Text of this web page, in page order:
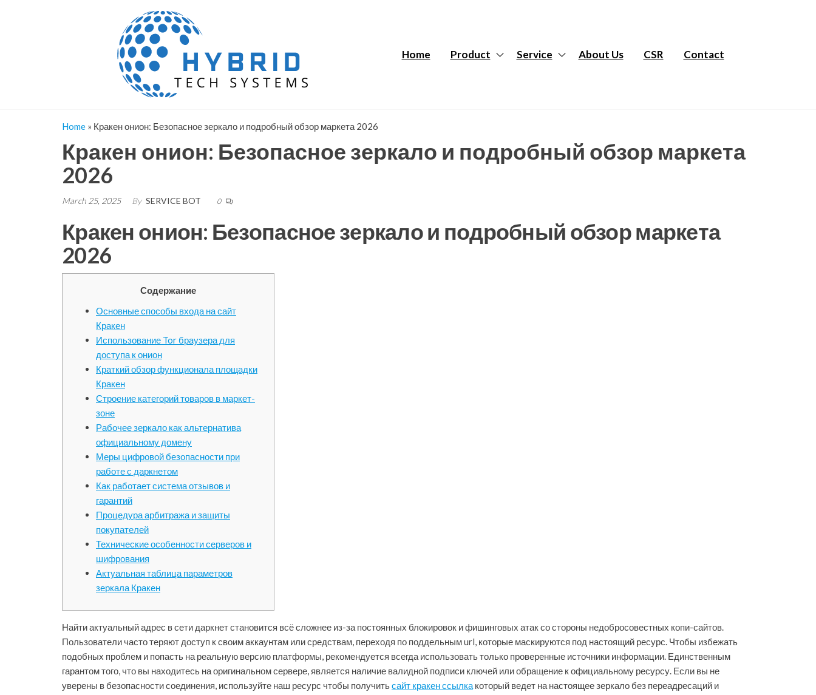
Systems
Home Product Service About Us CSR Contact
Home » Кракен онион: Безопасное зеркало и подробный обзор маркета 2026
Кракен онион: Безопасное зеркало и подробный обзор маркета
2026
March 25, 2025 By SERVICE BOT 0
Кракен онион: Безопасное зеркало и подробный обзор маркета
2026
Содержание
Основные способы входа на сайт
Кракен
Использование Tor браузера для
доступа к онион
Краткий обзор функционала площадки
Кракен
Строение категорий товаров в маркет-
зоне
Рабочее зеркало как альтернатива
официальному домену
Меры цифровой безопасности при
работе с даркнетом
Как работает система отзывов и
гарантий
Процедура арбитража и защиты
покупателей
Технические особенности серверов и
шифрования
Актуальная таблица параметров
зеркала Кракен
Найти актуальный адрес в сети даркнет становится всё сложнее из-за постоянных блокировок и фишинговых атак со стороны недобросовестных копи-сайтов.
Пользователи часто теряют доступ к своим аккаунтам или средствам, переходя по поддельным url, которые маскируются под настоящий ресурс. Чтобы избежать
подобных проблем и попасть на реальную версию платформы, рекомендуется всегда использовать только проверенные источники информации. Единственным
гарантом того, что вы находитесь на оригинальном сервере, является наличие валидной подписи ключей или обращение к официальному ресурсу. Если вы не
уверены в безопасности соединения, используйте наш ресурс чтобы получитьсайт кракен ссылка который ведет на настоящее зеркало без переадресаций и